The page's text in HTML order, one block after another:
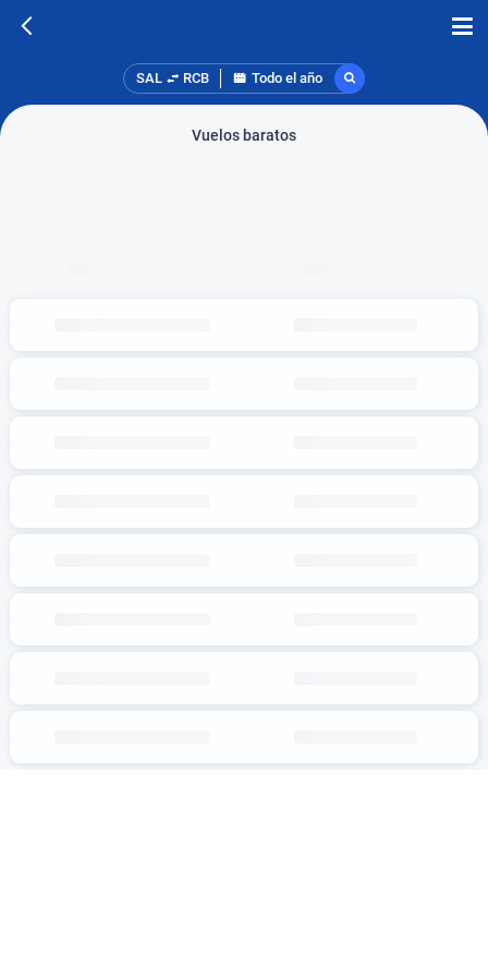
SAL RCB Todo el año
Vuelos baratos